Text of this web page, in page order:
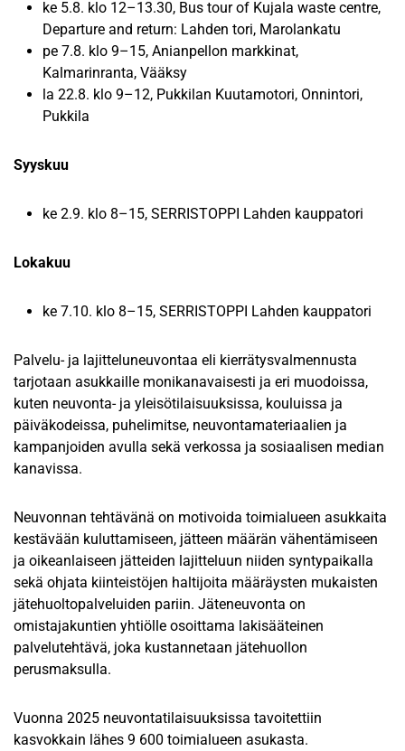
ke 5.8. klo 12–13.30, Bus tour of Kujala waste centre,
Departure and return: Lahden tori, Marolankatu
pe 7.8. klo 9–15, Anianpellon markkinat,
Kalmarinranta, Vääksy
la 22.8. klo 9–12, Pukkilan Kuutamotori, Onnintori,
Pukkila
Syyskuu
ke 2.9. klo 8–15, SERRISTOPPI Lahden kauppatori
Lokakuu
ke 7.10. klo 8–15, SERRISTOPPI Lahden kauppatori
Palvelu- ja lajitteluneuvontaa eli kierrätysvalmennusta
tarjotaan asukkaille monikanavaisesti ja eri muodoissa,
kuten neuvonta- ja yleisötilaisuuksissa, kouluissa ja
päiväkodeissa, puhelimitse, neuvontamateriaalien ja
kampanjoiden avulla sekä verkossa ja sosiaalisen median
kanavissa.
Neuvonnan tehtävänä on motivoida toimialueen asukkaita
kestävään kuluttamiseen, jätteen määrän vähentämiseen
ja oikeanlaiseen jätteiden lajitteluun niiden syntypaikalla
sekä ohjata kiinteistöjen haltijoita määräysten mukaisten
jätehuoltopalveluiden pariin. Jäteneuvonta on
omistajakuntien yhtiölle osoittama lakisääteinen
palvelutehtävä, joka kustannetaan jätehuollon
perusmaksulla.
Vuonna 2025 neuvontatilaisuuksissa tavoitettiin
kasvokkain lähes 9 600 toimialueen asukasta.